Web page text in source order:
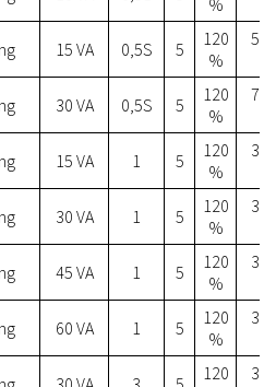
15 VA 0,5S 5
120
%
30 VA 0,5S 5
120
%
15 VA 1 5
120
%
30 VA 1 5
120
%
45 VA 1 5
120
%
60 VA 1 5
120
%
120